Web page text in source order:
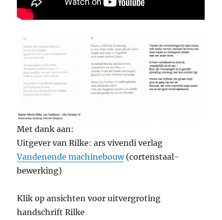
Met dank aan:
Uitgever van Rilke: ars vivendi verlag
Vandenende machinebouw(cortenstaal-
bewerking)
Klik op ansichten voor uitvergroting
handschrift Rilke